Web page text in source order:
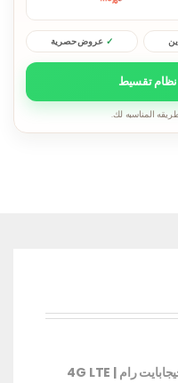
عروض حصرية
تقسيط
المناسبه لك.